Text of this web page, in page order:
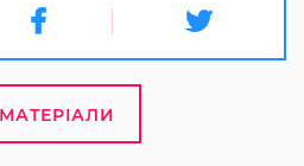
МАТЕРІАЛИ